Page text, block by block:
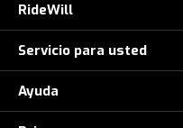
RideWill
Donde estamos
Ridewill Factory Club
Servicio para usted
Asistencia de remolque
Ayuda